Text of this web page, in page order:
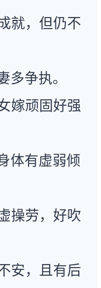
就，但仍不
争执。
嫁顽固好强
体有虚弱倾
操劳，好吹
安，且有后